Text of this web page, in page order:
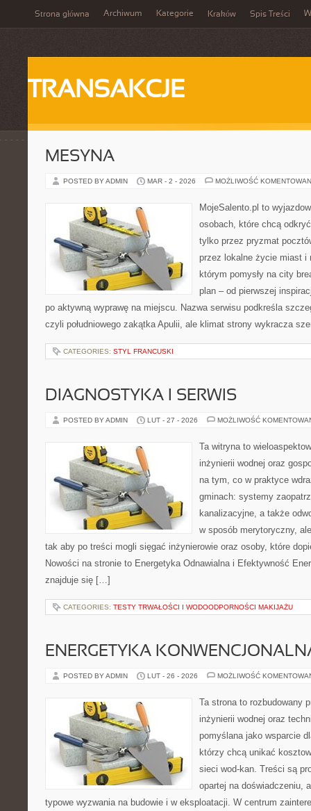
Strona główna Archiwum Kategorie Kraków Spis Treści
TRANSAKCJE
MESYNA
POSTED BY ADMIN MAR - 2 - 2026 MOŻLIWOŚĆ
MojeSalento.pl to
osobach, które chcą
tylko przez pryzmat
przez lokalne życie miast i
którym pomysły na city
plan – od pierwszej
po aktywną wyprawę na miejscu. Nazwa serwisu podkreśla
czyli południowego zakątka Apulii, ale klimat strony wykracza
CATEGORIES: STYL FRANCUSKI
DIAGNOSTYKA I SERWIS
POSTED BY ADMIN LUT - 27 - 2026 MOŻLIWOŚĆ
Ta witryna to
inżynierii wodnej oraz
na tym, co w praktyce
gminach: systemy
kanalizacyjne, a także
w sposób merytoryczny,
tak aby po treści mogli sięgać inżynierowie oraz osoby, które
Nowości na stronie to Energetyka Odnawialna i Efektywność
znajduje się […]
CATEGORIES: TESTY TRWAŁOŚCI I WODOODPORNOŚCI MAKIJAŻU
ENERGETYKA
POSTED BY ADMIN LUT - 26 - 2026 MOŻLIWOŚĆ
Ta strona to rozbudowany
inżynierii wodnej oraz
pomyślana jako wsparcie
którzy chcą unikać
sieci wod-kan. Treści są
opartej na doświadczeniu,
typowe wyzwania na budowie i w eksploatacji. W centrum